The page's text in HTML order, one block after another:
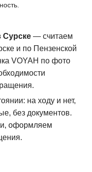
Сурске— считаем
и по Пензенской
VOYAH по фото
на ходу и нет,
без документов.
оформляем